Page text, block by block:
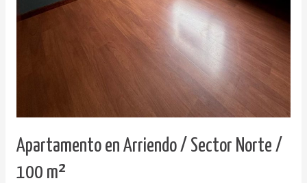
Apartamento en Arriendo / Sector Norte /
100 m²